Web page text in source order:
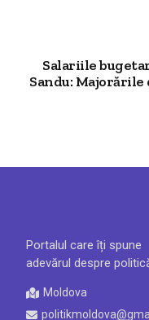
Salariile
Sandu: Majorările
Portalul care îți spune
adevărul despre
Moldova